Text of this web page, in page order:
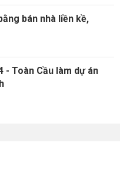
bán nhà liền kề,
- Toàn Cầu làm dự án